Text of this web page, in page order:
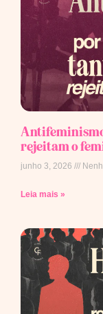
rejeitam o
junho 3, 2026
Leia mais »